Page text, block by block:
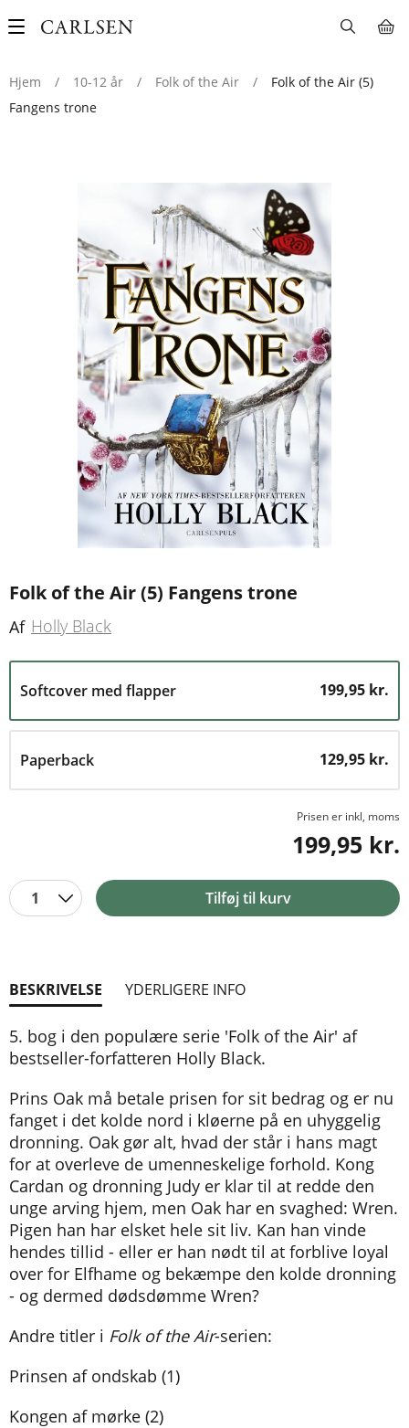
Main
Hjem
/ 10-12 år / Folk of the Air /
Folk of the Air (5)
Fangens trone
Folk of the Air (5) Fangens trone
Af Holly Black
Softcover med flapper 199,95 kr.
Paperback 129,95 kr.
Prisen er inkl, moms
199,95 kr.
1 Tilføj til kurv
BESKRIVELSE YDERLIGERE INFO
5. bog i den populære serie 'Folk of the Air' af
bestseller-forfatteren Holly Black.
Prins Oak må betale prisen for sit bedrag og er nu
fanget i det kolde nord i kløerne på en uhyggelig
dronning. Oak gør alt, hvad der står i hans magt
for at overleve de umenneskelige forhold. Kong
Cardan og dronning Judy er klar til at redde den
unge arving hjem, men Oak har en svaghed: Wren.
Pigen han har elsket hele sit liv. Kan han vinde
hendes tillid - eller er han nødt til at forblive loyal
over for Elfhame og bekæmpe den kolde dronning
- og dermed dødsdømme Wren?
Andre titler i Folk of the Air-serien:
Prinsen af ondskab (1)
Kongen af mørke (2)